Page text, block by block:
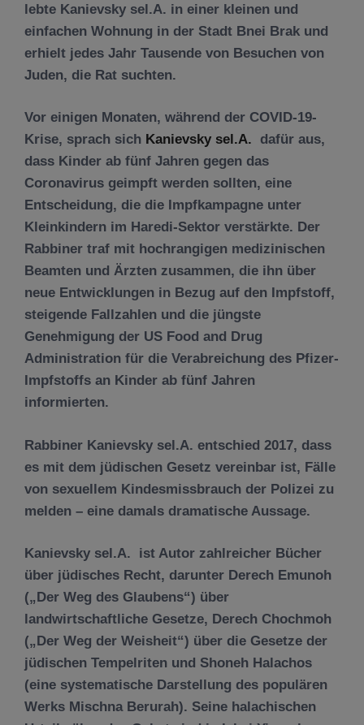
lebte Kanievsky sel.A. in einer kleinen und
einfachen Wohnung in der Stadt Bnei Brak und
erhielt jedes Jahr Tausende von Besuchen von
Juden, die Rat suchten.
Vor einigen Monaten, während der COVID-19-
Krise, sprach sich Kanievsky sel.A.
dafür aus,
dass Kinder ab fünf Jahren gegen das
Coronavirus geimpft werden sollten, eine
Entscheidung, die die Impfkampagne unter
Kleinkindern im Haredi-Sektor verstärkte. Der
Rabbiner traf mit hochrangigen medizinischen
Beamten und Ärzten zusammen, die ihn über
neue Entwicklungen in Bezug auf den Impfstoff,
steigende Fallzahlen und die jüngste
Genehmigung der US Food and Drug
Administration für die Verabreichung des Pfizer-
Impfstoffs an Kinder ab fünf Jahren
informierten.
Rabbiner Kanievsky sel.A. entschied 2017, dass
es mit dem jüdischen Gesetz vereinbar ist, Fälle
von sexuellem Kindesmissbrauch der Polizei zu
melden – eine damals dramatische Aussage.
Kanievsky sel.A. ist Autor zahlreicher Bücher
über jüdisches Recht, darunter Derech Emunoh
(„Der Weg des Glaubens“) über
landwirtschaftliche Gesetze, Derech Chochmoh
(„Der Weg der Weisheit“) über die Gesetze der
jüdischen Tempelriten und Shoneh Halachos
(eine systematische Darstellung des populären
Werks Mischna Berurah). Seine halachischen